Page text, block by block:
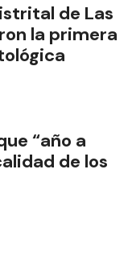
de Las
la primera
“año a
de los